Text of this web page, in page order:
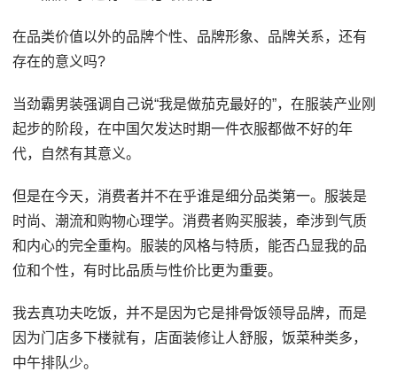
在品类价值以外的品牌个性、品牌形象、品牌关系，还有
存在的意义吗?
当劲霸男装强调自己说“我是做茄克最好的”，在服装产业刚
起步的阶段，在中国欠发达时期一件衣服都做不好的年
代，自然有其意义。
但是在今天，消费者并不在乎谁是细分品类第一。服装是
时尚、潮流和购物心理学。消费者购买服装，牵涉到气质
和内心的完全重构。服装的风格与特质，能否凸显我的品
位和个性，有时比品质与性价比更为重要。
我去真功夫吃饭，并不是因为它是排骨饭领导品牌，而是
因为门店多下楼就有，店面装修让人舒服，饭菜种类多，
中午排队少。